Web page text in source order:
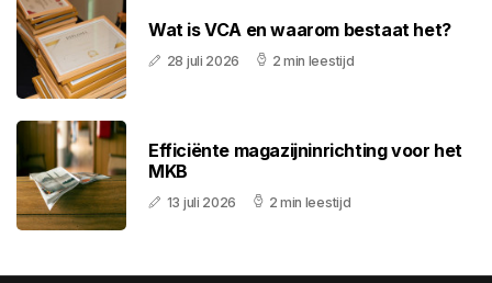
Wat is VCA en waarom bestaat het?
28 juli 2026 2 min leestijd
Efficiënte magazijninrichting voor het
MKB
13 juli 2026 2 min leestijd